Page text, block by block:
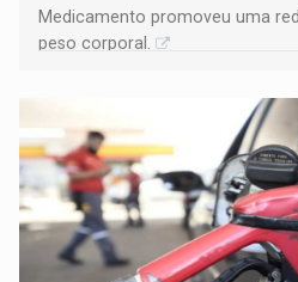
Medicamento promoveu uma
peso corporal.